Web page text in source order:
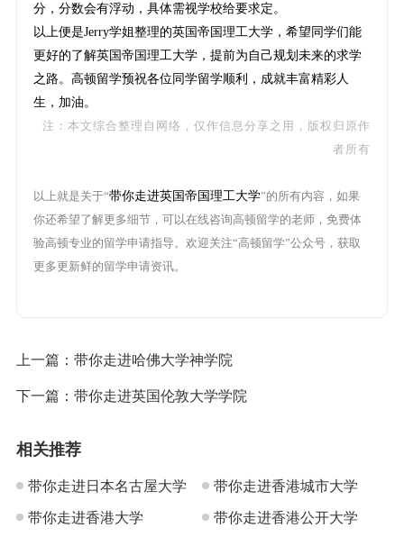
分，分数会有浮动，具体需视学校给要求定。
以上便是Jerry学姐整理的英国帝国理工大学，希望同学们能
更好的了解英国帝国理工大学，提前为自己规划未来的求学
之路。高顿留学预祝各位同学留学顺利，成就丰富精彩人
生，加油。
注：本文综合整理自网络，仅作信息分享之用，版权归原作
者所有
以上就是关于“带你走进英国帝国理工大学”的所有内容，如果
你还希望了解更多细节，可以在线咨询高顿留学的老师，免费体
验高顿专业的留学申请指导。欢迎关注“高顿留学”公众号，获取
更多更新鲜的留学申请资讯。
上一篇： 带你走进哈佛大学神学院
下一篇： 带你走进英国伦敦大学学院
相关推荐
带你走进日本名古屋大学 带你走进香港城市大学
带你走进香港大学 带你走进香港公开大学